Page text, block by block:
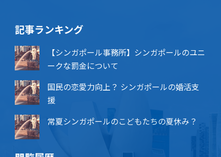
記事ランキング
【シンガポール事務所】シンガポールのユニ
ークな罰金について
国民の恋愛力向上？ シンガポールの婚活支
援
常夏シンガポールのこどもたちの夏休み？